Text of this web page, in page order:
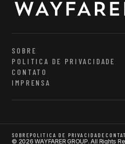
SOBRE
POLITICA DE PRIVACIDADE
CONTATO
IMPRENSA
SOBREPOLITICA DE PRIVACIDADE
© 2026 WAYFARER GROUP. All Rights